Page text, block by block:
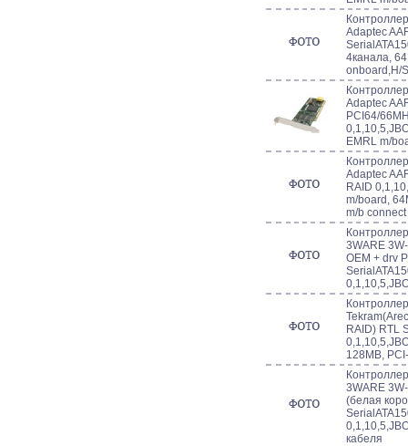
Adaptec
4канала,
onboard,H/
Adaptec
PCI64/
EMRL m/
Adaptec
RAID
m/board,
m/b connect
3WARE
OEM + drv
RAID) RTL
128MB,
3WARE
(белая
кабеля